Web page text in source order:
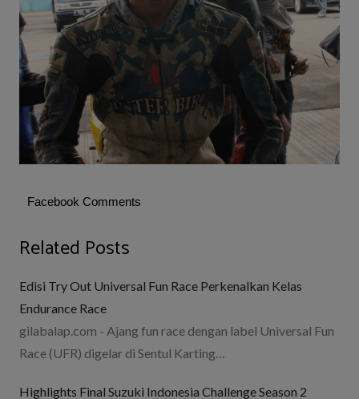
Facebook Comments
Related Posts
Edisi Try Out Universal Fun Race Perkenalkan Kelas
Endurance Race
gilabalap.com - Ajang fun race dengan label Universal Fun
Race (UFR) digelar di Sentul Karting…
Highlights Final Suzuki Indonesia Challenge Season 2